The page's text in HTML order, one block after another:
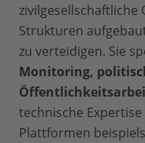
zivilgesellschaftliche
Strukturen
zu verteidigen. Sie
Monitoring,
technische
Plattformen